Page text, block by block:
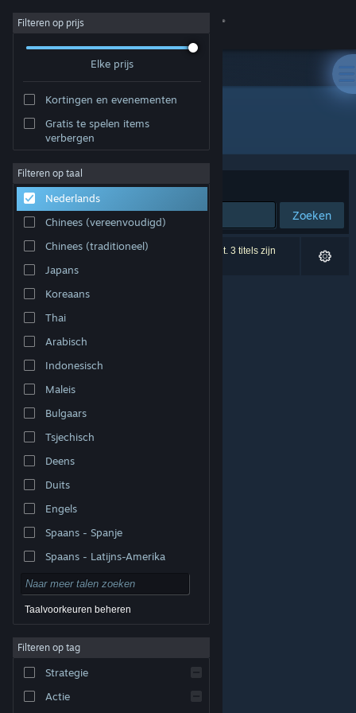
Inloggen
Community
Over
Ondersteuning
Taal wijzigen
Download de mobiele Steam-app
Desktopwebsite weergeven
© Valve Corporation. Alle rechten voorbehouden. Alle
handelsmerken zijn eigendom van hun respectieve
Privacybeleid|Juridische informatie
Toegankelijkheid
|
Terugbetalingen
Filteren op prijs
Elke prijs
Kortingen en evenementen
Gratis te spelen items
verbergen
Filteren op taal
Nederlands
Chinees (vereenvoudigd)
Chinees (traditioneel)
Japans
Koreaans
Thai
Arabisch
Indonesisch
Maleis
Bulgaars
Tsjechisch
Deens
Duits
Engels
Spaans - Spanje
Spaans - Latijns-Amerika
Taalvoorkeuren beheren
Filteren op tag
Strategie
Actie
Ontwikkelaar: ENTERi
Sorteren op Relevantie
Zoeken
0 resultaten komen overeen met je zoekopdracht. 3 titels zijn
uitgesloten op basis van je voorkeuren.